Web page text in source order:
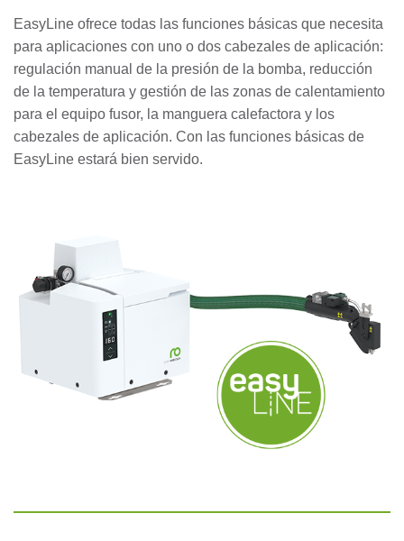
EasyLine ofrece todas las funciones básicas que necesita
para aplicaciones con uno o dos cabezales de aplicación:
regulación manual de la presión de la bomba, reducción
de la temperatura y gestión de las zonas de calentamiento
para el equipo fusor, la manguera calefactora y los
cabezales de aplicación. Con las funciones básicas de
EasyLine estará bien servido.